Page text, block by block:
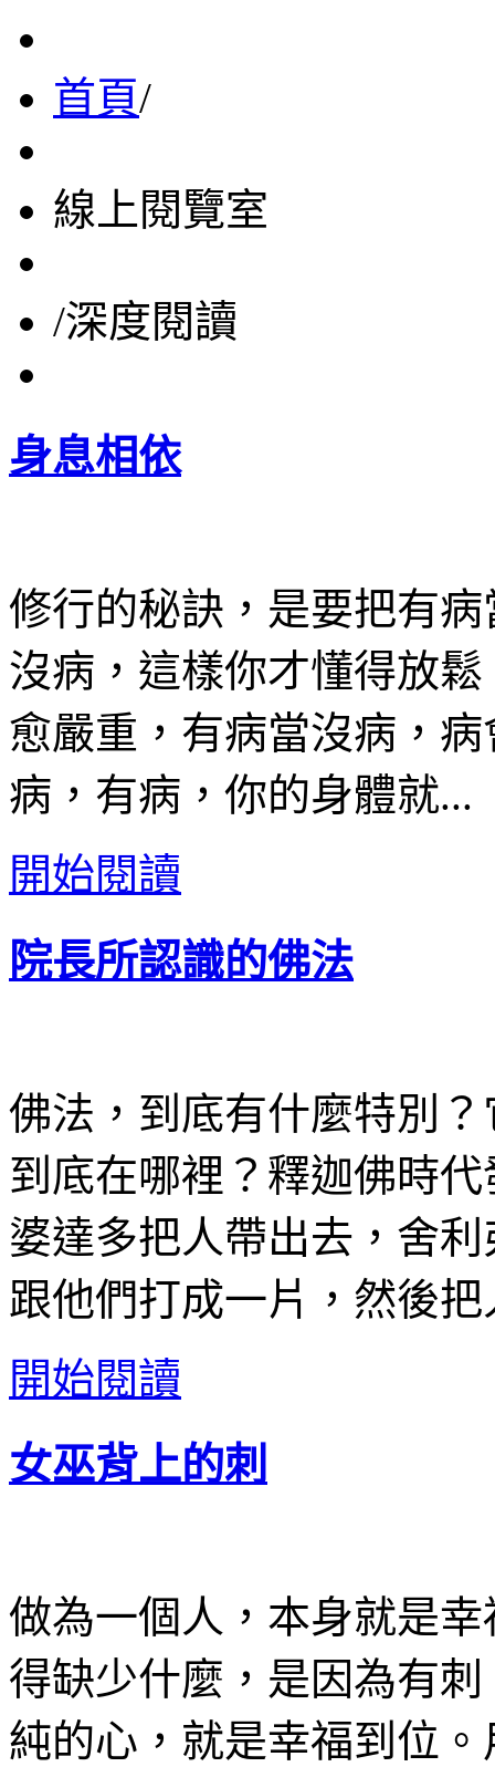
首頁/
線上閱覽室
/深度閱讀
身息相依
修行的秘訣，是要把有
沒病，這樣你才懂得放
愈嚴重，有病當沒病，
病，有病，你的身體就...
開始閱讀
院長所認識的佛法
佛法，到底有什麼特別
到底在哪裡？釋迦佛時
婆達多把人帶出去，舍
跟他們打成一片，然後
開始閱讀
女巫背上的刺
做為一個人，本身就是
得缺少什麼，是因為有
純的心，就是幸福到位